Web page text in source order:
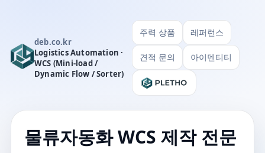
deb.co.kr
Logistics Automation ·
WCS (Mini-load /
Dynamic Flow / Sorter)
주력 상품 레퍼런스
견적 문의 아이덴티티
물류자동화 WCS 제작 전문